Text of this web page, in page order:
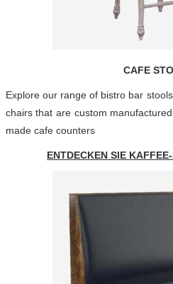
CAFE
Explore our range of bistro bar
chairs that are custom
made cafe counters
ENTDECKEN SIE